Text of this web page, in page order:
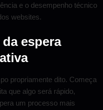
e o desempenho técnico
websites.
espera
propriamente dito. Começa
que algo será rápido,
um processo mais